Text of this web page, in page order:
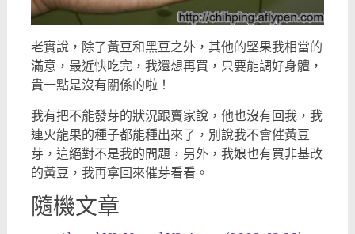
老實說，除了黃豆和黑豆之外，其他的堅果我相當的
滿意，最近快吃完，我還想再買，只要能調好身體，
貴一點是沒有關係的啦！
我有把不能發芽的狀況跟賣家說，他也沒有回我，我
連火龍果的種子都能種出來了，別說我不會催黃豆
芽，這絕對不是我的問題，另外，我娘也有買非基改
的黃豆，我再拿回來催芽看看。
隨機文章